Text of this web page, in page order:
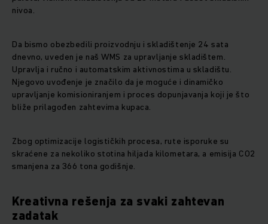
nivoa.
Da bismo obezbedili proizvodnju i skladištenje 24 sata
dnevno, uveden je naš WMS za upravljanje skladištem.
Upravlja i ručno i automatskim aktivnostima u skladištu.
Njegovo uvođenje je značilo da je moguće i dinamičko
upravljanje komisioniranjem i proces dopunjavanja koji je što
bliže prilagođen zahtevima kupaca.
Zbog optimizacije logističkih procesa, rute isporuke su
skraćene za nekoliko stotina hiljada kilometara, a emisija CO2
smanjena za 366 tona godišnje.
Kreativna rešenja za svaki zahtevan
zadatak